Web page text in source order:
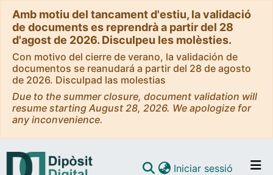
Amb motiu del tancament d'estiu, la validació
de documents es reprendrà a partir del 28
d'agost de 2026. Disculpeu les molèsties.
Con motivo del cierre de verano, la validación de
documentos se reanudará a partir del 28 de agosto
de 2026. Disculpad las molestias
Due to the summer closure, document validation will
resume starting August 28, 2026. We apologize for
any inconvenience.
Iniciar sessió (current)